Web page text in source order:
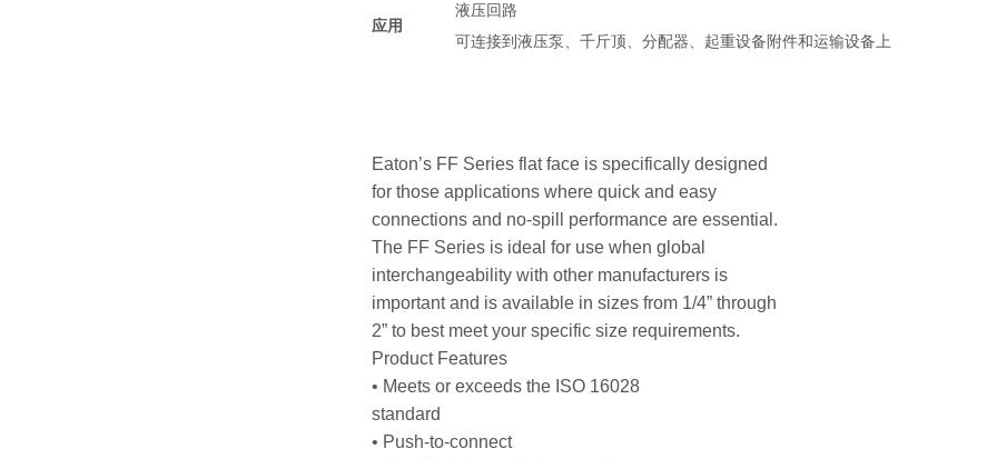
应用
液压回路
可连接到液压泵、千斤顶、分配器、起重设备附件和运输设备上
Eaton’s FF Series flat face is specifically designed
for those applications where quick and easy
connections and no-spill performance are essential.
The FF Series is ideal for use when global
interchangeability with other manufacturers is
important and is available in sizes from 1/4” through
2” to best meet your specific size requirements.
Product Features
• Meets or exceeds the ISO 16028
standard
• Push-to-connect